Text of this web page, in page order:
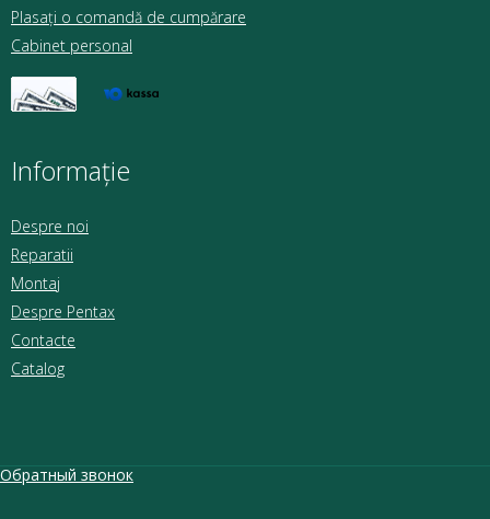
Plasați o comandă de cumpărare
Cabinet personal
Informație
Despre noi
Reparatii
Montaj
Despre Pentax
Contacte
Catalog
Обратный звонок